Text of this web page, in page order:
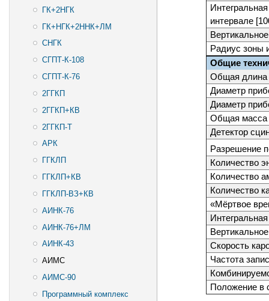
ГК+2НГК
ГК+НГК+2ННК+ЛМ
СНГК
СГПТ-К-108
СГПТ-К-76
2ГГКП
2ГГКП+КВ
2ГГКП-T
АРК
ГГКЛП
ГГКЛП+КВ
ГГКЛП-ВЗ+КВ
АИНК-76
АИНК-76+ЛМ
АИНК-43
АИМС
АИМС-90
Программный комплекс
интервале
Радиус зоны
Общие
Общая длина
Диаметр
Диаметр
Общая масса
Детектор
Разрешение
Количество
Количество
Количество
«Мёртвое
Скорость
Частота
Положение в